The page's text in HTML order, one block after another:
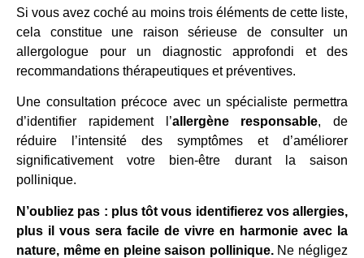
Si vous avez coché au moins trois éléments de cette liste,
cela constitue une raison sérieuse de consulter un
allergologue pour un diagnostic approfondi et des
recommandations thérapeutiques et préventives.
Une consultation précoce avec un spécialiste permettra
d’identifier rapidement l’allergène responsable, de
réduire l’intensité des symptômes et d’améliorer
significativement votre bien-être durant la saison
pollinique.
N’oubliez pas : plus tôt vous identifierez vos allergies,
plus il vous sera facile de vivre en harmonie avec la
nature, même en pleine saison pollinique.Ne négligez